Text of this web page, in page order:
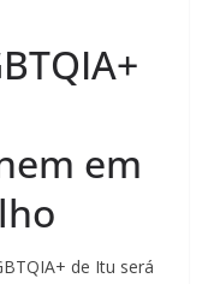
em
de Itu será